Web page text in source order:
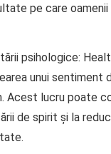
pe care
psihologice:
unui sentiment
Acest lucru poate
de spirit și la